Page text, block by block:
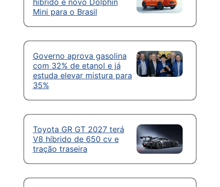
Mini para o Brasil
Governo aprova gasolina
com 32% de etanol e já
estuda elevar mistura para
35%
Toyota GR GT 2027 terá
V8 híbrido de 650 cv e
tração traseira